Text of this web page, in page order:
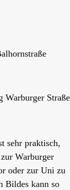
Warburger Straße
sehr praktisch,
Warburger
oder zur Uni zu
Bildes kann so